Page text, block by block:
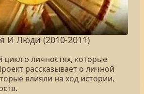
И Люди (2010-2011)
о личностях, которые
рассказывает о личной
влияли на ход истории,